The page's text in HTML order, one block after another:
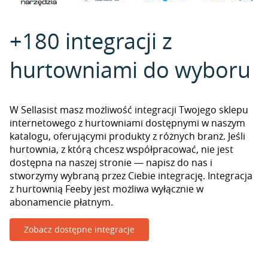
+180 integracji z
hurtowniami do wyboru
W Sellasist masz możliwość integracji Twojego sklepu
internetowego z hurtowniami dostępnymi w naszym
katalogu, oferującymi produkty z różnych branż. Jeśli
hurtownia, z którą chcesz współpracować, nie jest
dostępna na naszej stronie — napisz do nas i
stworzymy wybraną przez Ciebie integrację. Integracja
z hurtownią Feeby jest możliwa wyłącznie w
abonamencie płatnym.
Zobacz dostępne integracje